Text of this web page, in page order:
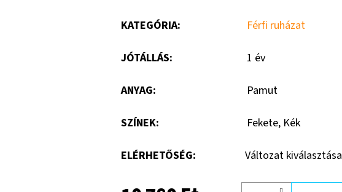
KATEGÓRIA: Férfi ruházat
JÓTÁLLÁS: 1 év
ANYAG: Pamut
SZÍNEK: Fekete, Kék
ELÉRHETŐSÉG: Változat kiválasztása